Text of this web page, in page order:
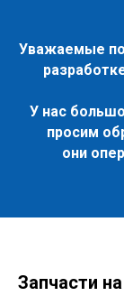
Уважаемые
У нас
просим
они
Запчасти